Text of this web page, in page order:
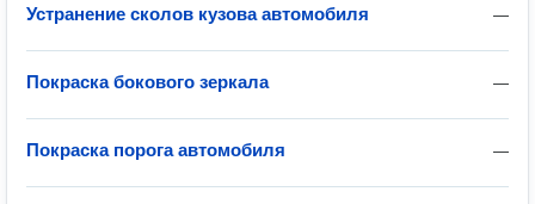
—
Устранение сколов кузова автомобиля
—
Покраска бокового зеркала
—
Покраска порога автомобиля